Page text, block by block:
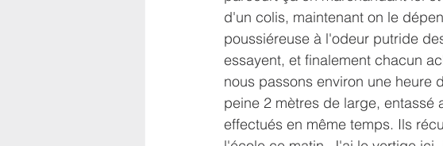
d'un colis, maintenant on le
poussiéreuse à l'odeur putride
essayent, et finalement chacun
nous passons environ une heure
peine 2 mètres de large, entassé
effectués en même temps. Ils